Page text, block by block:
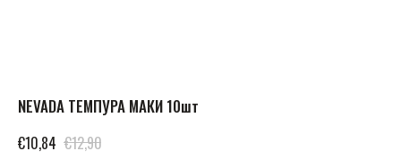
NEVADA ТЕМПУРА МАКИ 10шт
€10,84 €12,90